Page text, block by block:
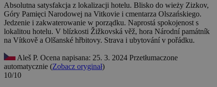
Absolutna satysfakcja z lokalizacji hotelu. Blisko do wieży Zizkov,
Góry Pamięci Narodowej na Vitkovie i cmentarza Olszańskiego.
Jedzenie i zakwaterowanie w porządku. Naprostá spokojenost s
lokalitou hotelu. V blízkosti Žižkovská věž, hora Národní památník
na Vítkově a Olšanské hřbitovy. Strava i ubytování v pořádku.
Aleš P. Ocena napisana: 25. 3. 2024 Przetłumaczone
automatycznie (Zobacz oryginał)
10/10